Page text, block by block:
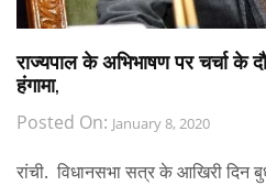
राज्यपाल के अभिभाषण पर चर्चा के
हंगामा,
Posted On: January 8, 2020
रांची. विधानसभा सत्र के आखिरी दिन